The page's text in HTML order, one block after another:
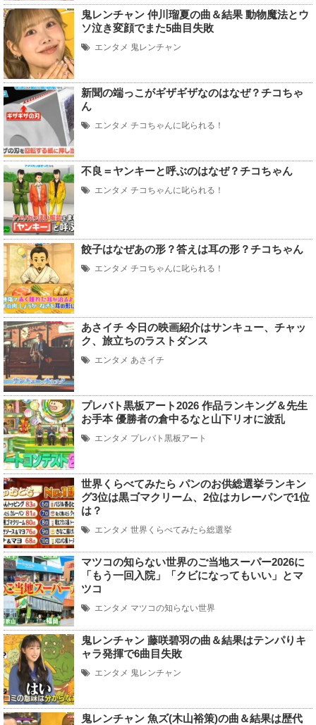
鬼レンチャン 仲川瑠夏の曲＆結果 動物魔法とウ
ソ泣き変顔でまた5曲目失敗
エンタメ 鬼レンチャン
新聞の端っこがギザギザなのはなぜ？チコちゃ
ん
エンタメ チコちゃんに叱られる！
不良＝ヤンキーと呼ぶのはなぜ？チコちゃん
エンタメ チコちゃんに叱られる！
餃子はなぜあの形？答えは耳の形？チコちゃん
エンタメ チコちゃんに叱られる！
あさイチ 今日の映画紹介はサンキュー、チャッ
ク、旅立ちのラストダンス
エンタメ あさイチ
プレバト黒板アート2026 作品ランキング＆先生
お手本 優勝者の倉中るなと山下リオに波乱
エンタメ プレバト黒板アート
世界くらべてみたら パンのお供総選挙ランキン
グ3位は黒ゴマクリーム、2位はカレーパンで1位
は？
エンタメ 世界くらべてみたら総選挙
マツコの知らない世界のご当地スーパー2026に
「もう一回入院」「クビになってもいい」とマ
ツコ
エンタメ マツコの知らない世界
鬼レンチャン 藤咲碧羽の曲＆結果はテンパりキ
ャラ発揮で6曲目失敗
エンタメ 鬼レンチャン
鬼レンチャン 魚ズ(木山裕策)の曲＆結果は歴代